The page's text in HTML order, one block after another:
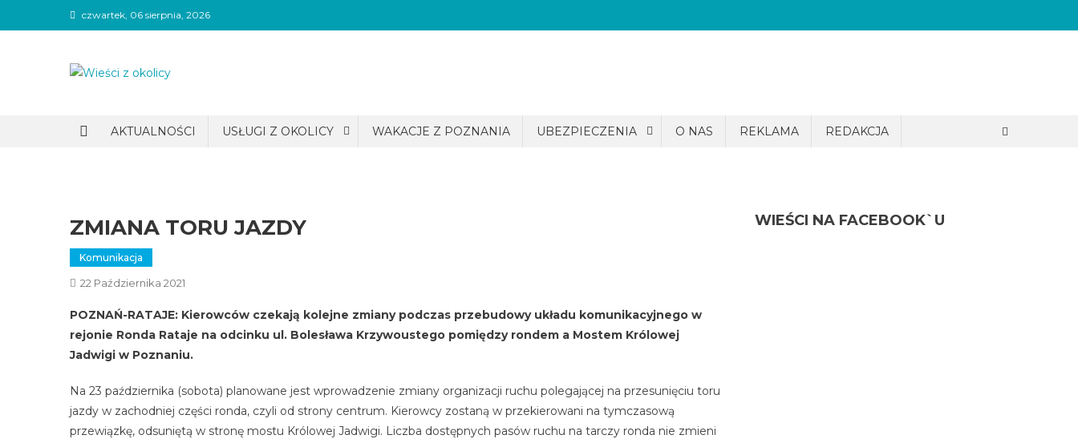
to
czwartek, 06 sierpnia, 2026
AKTUALNOŚCI USŁUGI Z OKOLICY WAKACJE Z POZNANIA UBEZPIECZENIA O NAS REKLAMA REDAKCJA
ZMIANA TORU JAZDY
Komunikacja
22 Października 2021
POZNAŃ-RATAJE: Kierowców czekają kolejne zmiany podczas przebudowy układu komunikacyjnego w
rejonie Ronda Rataje na odcinku ul. Bolesława Krzywoustego pomiędzy rondem a Mostem Królowej
Jadwigi w Poznaniu.
Na 23 października (sobota) planowane jest wprowadzenie zmiany organizacji ruchu polegającej na przesunięciu toru
jazdy w zachodniej części ronda, czyli od strony centrum. Kierowcy zostaną w przekierowani na tymczasową
przewiązkę, odsuniętą w stronę mostu Królowej Jadwigi. Liczba dostępnych pasów ruchu na tarczy ronda nie zmieni
WIEŚCI NA FACEBOOK`U